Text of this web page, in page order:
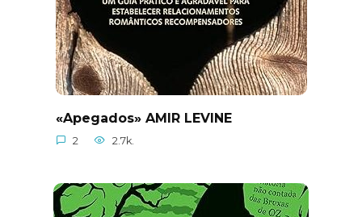
«Apegados» AMIR LEVINE
2 2.7k.